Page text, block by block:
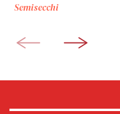
Semisecchi